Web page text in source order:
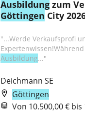
Ausbildung
Göttingen City
"...Werde Verkaufsprofi
Ausbildung..."
Deichmann SE
Göttingen
Von 10.500,00 € bis